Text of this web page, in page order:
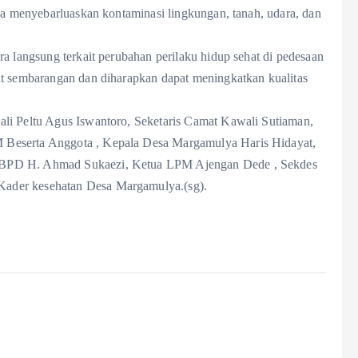
menyebarluaskan kontaminasi lingkungan, tanah, udara, dan
langsung terkait perubahan perilaku hidup sehat di pedesaan
dan diharapkan dapat meningkatkan kualitas
Peltu Agus Iswantoro, Seketaris Camat Kawali Sutiaman,
Anggota , Kepala Desa Margamulya Haris Hidayat,
H. Ahmad Sukaezi, Ketua LPM Ajengan Dede , Sekdes
kesehatan Desa Margamulya.(sg).